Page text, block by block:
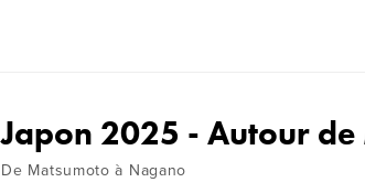
Japon 2025 - Autour de
De Matsumoto à Nagano